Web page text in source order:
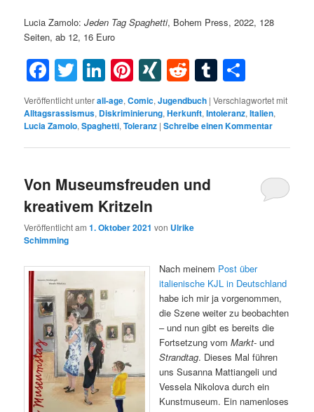
Lucia Zamolo:Jeden Tag Spaghetti, Bohem Press, 2022, 128
Seiten, ab 12, 16 Euro
Facebook
Twitter
LinkedIn
Pinterest
XINGRedditTumblr
Veröffentlicht unterall-age,Comic,Jugendbuch |Verschlagwortet mit
Alltagsrassismus, Diskriminierung,Herkunft,Intoleranz,Italien,
Lucia Zamolo,Spaghetti,Toleranz |Schreibe einen Kommentar
Von Museumsfreuden und
kreativem Kritzeln
Veröffentlicht am1. Oktober 2021 von Ulrike
Schimming
Nach meinem Post über
italienische KJL in Deutschland
habe ich mir ja vorgenommen,
die Szene weiter zu beobachten
– und nun gibt es bereits die
Fortsetzung vomMarkt-und
Strandtag. Dieses Mal führen
uns Susanna Mattiangeli und
Vessela Nikolova durch ein
Kunstmuseum. Ein namenloses